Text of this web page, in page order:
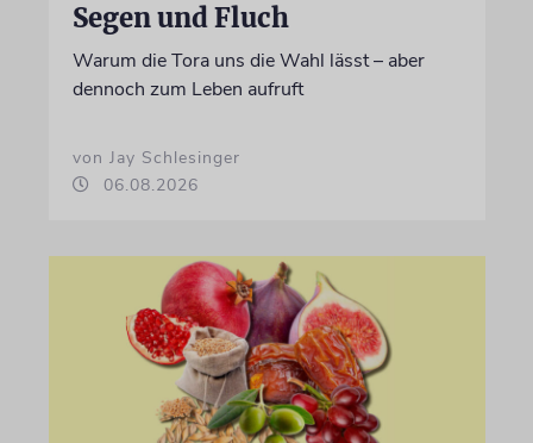
Segen und Fluch
Warum die Tora uns die Wahl lässt – aber
dennoch zum Leben aufruft
von Jay Schlesinger
06.08.2026